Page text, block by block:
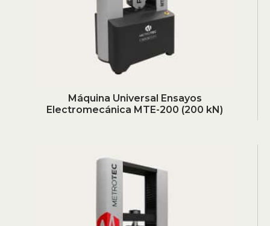
Máquina Universal Ensayos
Electromecánica MTE-200 (200 kN)